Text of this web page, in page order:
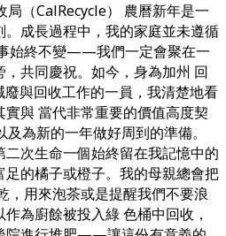
局（CalRecycle） 農曆新年是一
成長過程中，我的家庭並未遵循
始終不變——我們一定會聚在一
共同慶祝。如今，身為加州 回
與回收工作的一員，我清楚地看
與 當代非常重要的價值高度契
為新的一年做好周到的準備。
次生命一個始終留在我記憶中的
的橘子或橙子。我的母親總會把
，用來泡茶或是提醒我們不要浪
為廚餘被投入綠 色桶中回收，